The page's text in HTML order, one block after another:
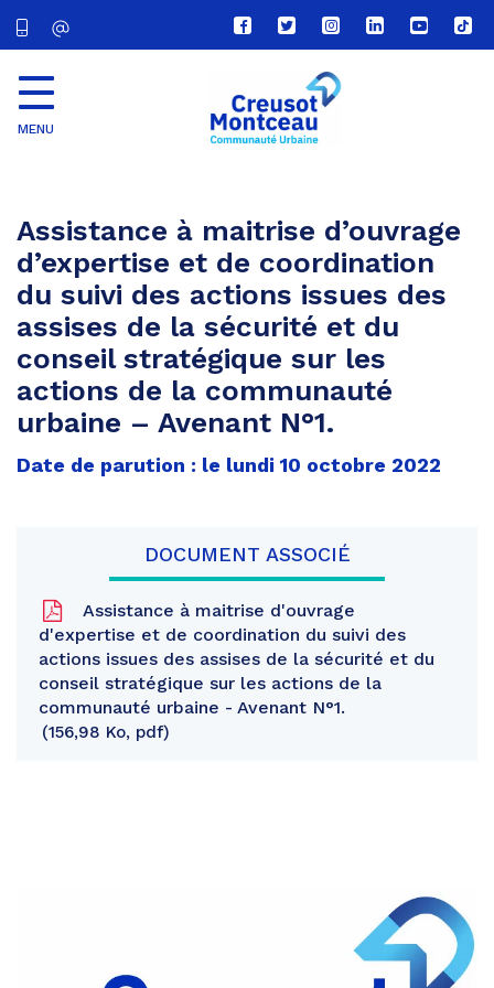
Lien
vers
compte
Facebook
Lien
vers
compte
Twitter
Lien
vers
le
compte
Lien
vers
Lien
vers
Lien
vers
MENU
Assistance à maitrise d’ouvrage
d’expertise et de coordination
du suivi des actions issues des
assises de la sécurité et du
conseil stratégique sur les
actions de la communauté
urbaine – Avenant N°1.
Date de parution : le lundi 10 octobre 2022
DOCUMENT ASSOCIÉ
Assistance à maitrise d'ouvrage
d'expertise et de coordination du suivi des
actions issues des assises de la sécurité et du
conseil stratégique sur les actions de la
communauté urbaine - Avenant N°1.
156,98 Ko, pdf
Facebook
Partager